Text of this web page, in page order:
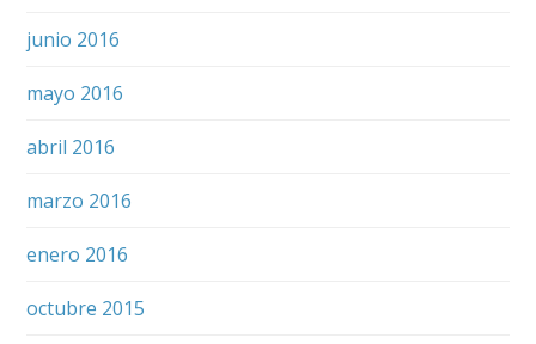
junio 2016
mayo 2016
abril 2016
marzo 2016
enero 2016
octubre 2015